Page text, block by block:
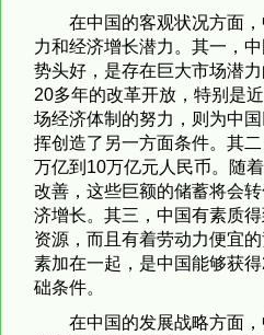
在中国的客观状况方面
力和经济增长潜力。其一，
势头好，是存在巨大市场潜
20多年的改革开放，特别是
场经济体制的努力，则为中
挥创造了另一方面条件。其
万亿到10万亿元人民币。随
改善，这些巨额的储蓄将会
济增长。其三，中国有素质
资源，而且有着劳动力便宜
素加在一起，是中国能够获
础条件。
在中国的发展战略方面